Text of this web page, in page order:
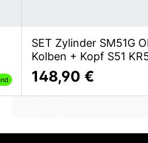
SET Zylinder SM51G
Kolben + Kopf S51
148,90 €